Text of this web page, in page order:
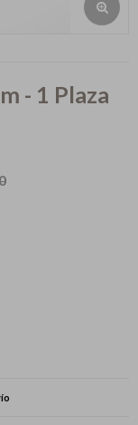
- 1 Plaza